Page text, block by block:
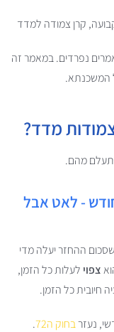
קרן צמודה למדד
נפרדים. במאמר זה
המשכנתא.
מדד?
מהם.
- לאט אבל
ההחזר יעלה מדי
צפוי לעלות כל הזמן,
חיובית כל הזמן.
נעזרבחוק ה72 .